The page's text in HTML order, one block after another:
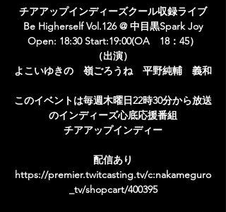
チアアップインディーズクール収録ライブ
Be Higherself Vol.126 @ 中目黒Spark Joy
Open: 18:30 Start:19:00(OA 18：45）
（出演）
よこいゆきの 嶺ごろうね 平野純輔 義和
このイベントは毎週木曜日22時30分から放送
のインディーズ心底応援番組
チアアップインディー
配信あり
https://premier.twitcasting.tv/c:nakameguro
_tv/shopcart/400395